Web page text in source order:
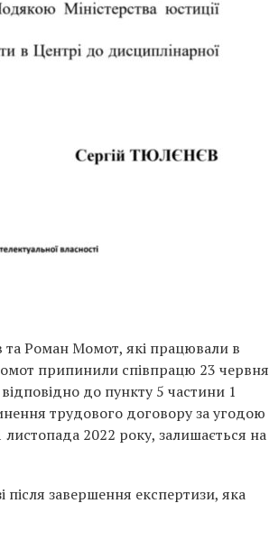
та Роман Момот, які працювали в
припинили співпрацю 23 червня
до пункту 5 частини 1
трудового договору за угодою
2022 року, залишається на
після завершення експертизи, яка